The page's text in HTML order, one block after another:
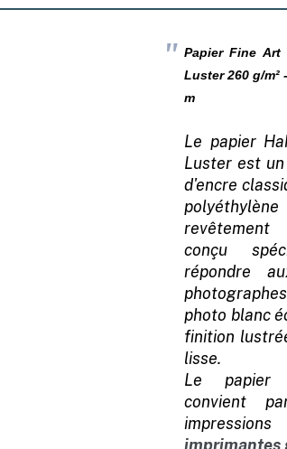
Papier Fine Art
Luster 260 g/m²
m
Le papier
Luster est
d'encre
conçu
répondre
photo blanc
finition
lisse.
Le papier
convient